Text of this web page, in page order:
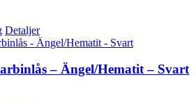
Detaljer
– Ängel/Hematit – Svart